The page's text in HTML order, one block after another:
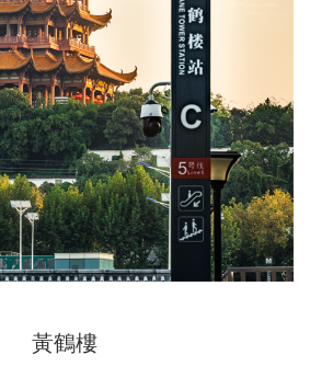
黃鶴樓